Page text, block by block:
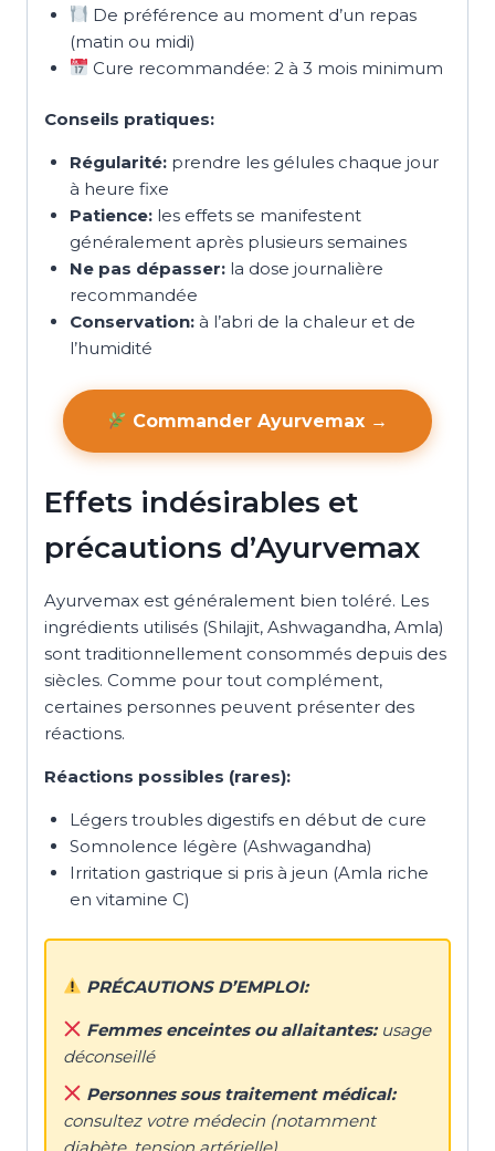
De préférence au moment d’un repas
(matin ou midi)
Cure recommandée: 2 à 3 mois minimum
Conseils pratiques:
Régularité:prendre les gélules chaque jour
à heure fixe
Patience:les effets se manifestent
généralement après plusieurs semaines
Ne pas dépasser:la dose journalière
recommandée
Conservation:à l’abri de la chaleur et de
l’humidité
Commander Ayurvemax →
Effets indésirables et
précautions d’Ayurvemax
Ayurvemax est généralement bien toléré. Les
ingrédients utilisés (Shilajit, Ashwagandha, Amla)
sont traditionnellement consommés depuis des
siècles. Comme pour tout complément,
certaines personnes peuvent présenter des
réactions.
Réactions possibles (rares):
Légers troubles digestifs en début de cure
Somnolence légère (Ashwagandha)
Irritation gastrique si pris à jeun (Amla riche
en vitamine C)
PRÉCAUTIONS D’EMPLOI:
Femmes enceintes ou allaitantes:usage
déconseillé
Personnes sous traitement médical:
consultez votre médecin (notamment
diabète, tension artérielle)